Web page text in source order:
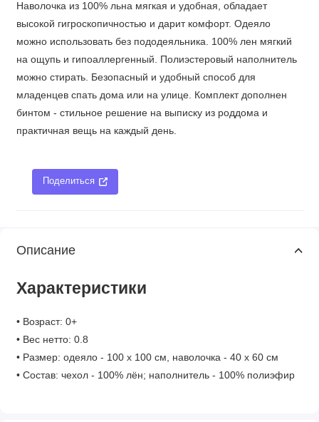
Наволочка из 100% льна мягкая и удобная, обладает
высокой гигроскопичностью и дарит комфорт. Одеяло
можно использовать без пододеяльника. 100% лен мягкий
на ощупь и гипоаллергенный. Полиэстеровый наполнитель
можно стирать. Безопасный и удобный способ для
младенцев спать дома или на улице. Комплект дополнен
бинтом - стильное решение на выписку из роддома и
практичная вещь на каждый день.
Поделиться
Описание
Характеристики
• Возраст: 0+
• Вес нетто: 0.8
• Размер: одеяло - 100 х 100 см, наволочка - 40 х 60 см
• Состав: чехол - 100% лён; наполнитель - 100% полиэфир